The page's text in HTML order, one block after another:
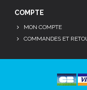
COMPTE
MON COMPTE
COMMANDES ET